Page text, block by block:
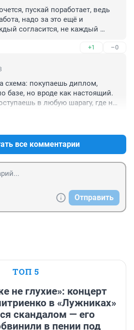
пускай поработает, ведь
надо за это ещё и
согласится, не каждый
+1 –0
схема: покупаешь диплом,
базе, но вроде как настоящий.
в любую шарагу, где не
проверим первые дипломы
все комментарии
Отправить
ТОП 5
не глухие»: концерт
в «Лужниках»
скандалом — его
в пении под